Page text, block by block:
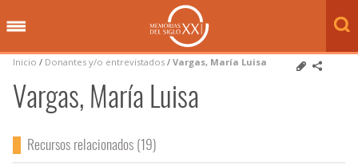
Inicio / Donantes y/o entrevistados / Vargas, María Luisa
Vargas, María Luisa
Recursos relacionados (19)